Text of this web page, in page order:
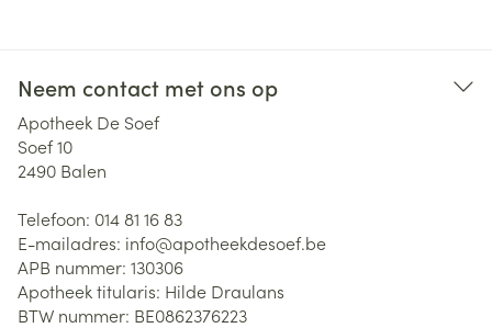
Neem contact met ons op
Apotheek De Soef
Soef 10
2490 Balen
Telefoon: 014 81 16 83
E-mailadres: info@apotheekdesoef.be
APB nummer: 130306
Apotheek titularis: Hilde Draulans
BTW nummer: BE0862376223